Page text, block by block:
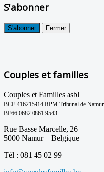
S'abonner
S'abonner Fermer
Couples et familles
Couples et Familles asbl
BCE 416215914 RPM Tribunal de Namur
BE66 0682 0861 9543
Rue Basse Marcelle, 26
5000 Namur – Belgique
Tél : 081 45 02 99